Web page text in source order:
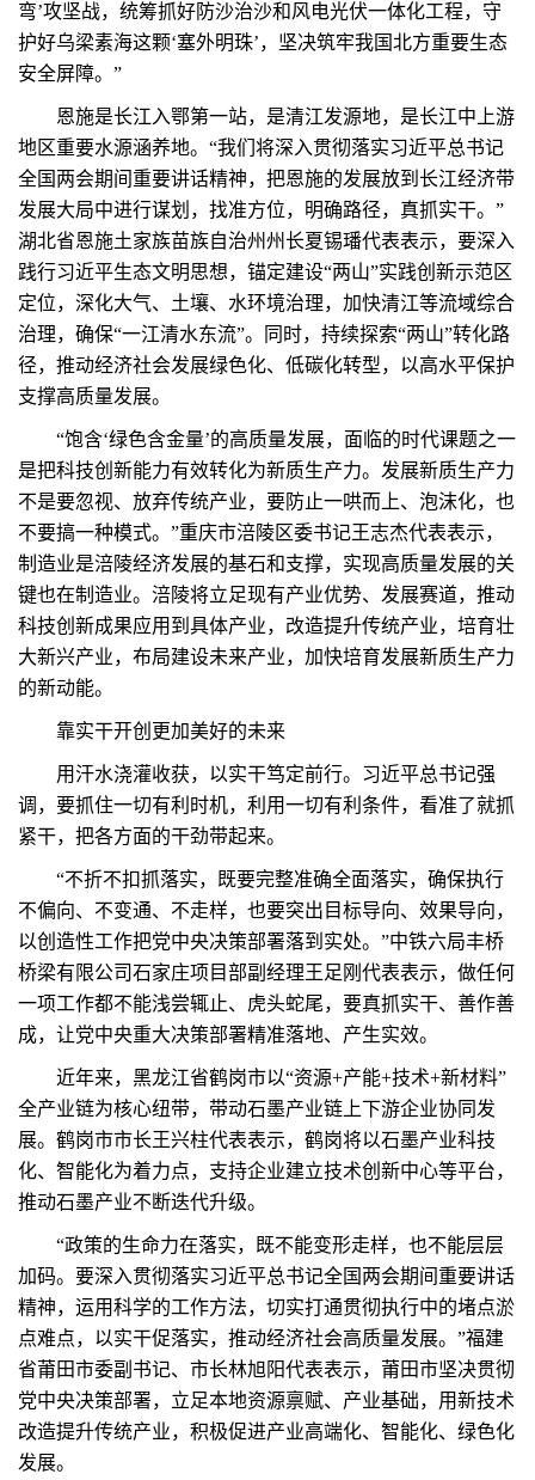
弯’攻坚战，统筹抓好防沙治沙和风电光伏一体化工程，守
护好乌梁素海这颗‘塞外明珠’，坚决筑牢我国北方重要生态
安全屏障。”
恩施是长江入鄂第一站，是清江发源地，是长江中上游
地区重要水源涵养地。“我们将深入贯彻落实习近平总书记
全国两会期间重要讲话精神，把恩施的发展放到长江经济带
发展大局中进行谋划，找准方位，明确路径，真抓实干。”
湖北省恩施土家族苗族自治州州长夏锡璠代表表示，要深入
践行习近平生态文明思想，锚定建设“两山”实践创新示范区
定位，深化大气、土壤、水环境治理，加快清江等流域综合
治理，确保“一江清水东流”。同时，持续探索“两山”转化路
径，推动经济社会发展绿色化、低碳化转型，以高水平保护
支撑高质量发展。
“饱含‘绿色含金量’的高质量发展，面临的时代课题之一
是把科技创新能力有效转化为新质生产力。发展新质生产力
不是要忽视、放弃传统产业，要防止一哄而上、泡沫化，也
不要搞一种模式。”重庆市涪陵区委书记王志杰代表表示，
制造业是涪陵经济发展的基石和支撑，实现高质量发展的关
键也在制造业。涪陵将立足现有产业优势、发展赛道，推动
科技创新成果应用到具体产业，改造提升传统产业，培育壮
大新兴产业，布局建设未来产业，加快培育发展新质生产力
的新动能。
靠实干开创更加美好的未来
用汗水浇灌收获，以实干笃定前行。习近平总书记强
调，要抓住一切有利时机，利用一切有利条件，看准了就抓
紧干，把各方面的干劲带起来。
“不折不扣抓落实，既要完整准确全面落实，确保执行
不偏向、不变通、不走样，也要突出目标导向、效果导向，
以创造性工作把党中央决策部署落到实处。”中铁六局丰桥
桥梁有限公司石家庄项目部副经理王足刚代表表示，做任何
一项工作都不能浅尝辄止、虎头蛇尾，要真抓实干、善作善
成，让党中央重大决策部署精准落地、产生实效。
近年来，黑龙江省鹤岗市以“资源+产能+技术+新材料”
全产业链为核心纽带，带动石墨产业链上下游企业协同发
展。鹤岗市市长王兴柱代表表示，鹤岗将以石墨产业科技
化、智能化为着力点，支持企业建立技术创新中心等平台，
推动石墨产业不断迭代升级。
“政策的生命力在落实，既不能变形走样，也不能层层
加码。要深入贯彻落实习近平总书记全国两会期间重要讲话
精神，运用科学的工作方法，切实打通贯彻执行中的堵点淤
点难点，以实干促落实，推动经济社会高质量发展。”福建
省莆田市委副书记、市长林旭阳代表表示，莆田市坚决贯彻
党中央决策部署，立足本地资源禀赋、产业基础，用新技术
改造提升传统产业，积极促进产业高端化、智能化、绿色化
发展。